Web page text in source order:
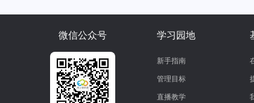
微信公众号 学习园地
新手指南
管理目标
直播教学